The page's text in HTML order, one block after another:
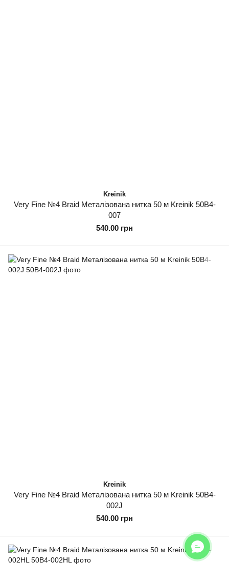
Kreinik
Very Fine №4 Braid Металізована нитка 50 м Kreinik 50B4-
007
540.00 грн
Kreinik
Very Fine №4 Braid Металізована нитка 50 м Kreinik 50B4-
002J
540.00 грн